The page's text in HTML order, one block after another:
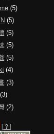
(5)
(5)
(5)
(5)
(5)
(4)
(3)
(3)
(2)
[ ？ ]